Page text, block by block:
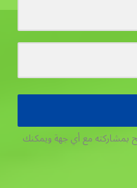
مع أي جهةويمكنك